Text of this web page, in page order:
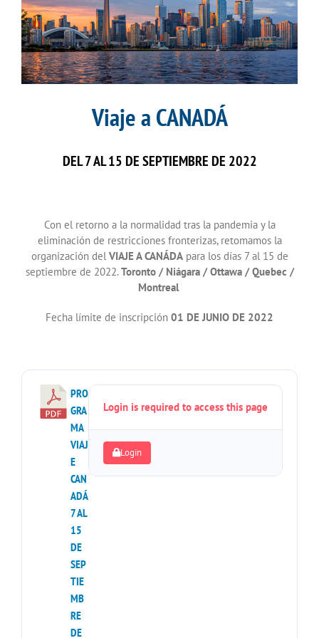
Viaje a CANADÁ
DEL 7 AL 15 DE SEPTIEMBRE DE 2022
Con el retorno a la normalidad tras la pandemia y la
eliminación de restricciones fronterizas, retomamos la
organización del VIAJE A CANÁDApara los días 7 al 15 de
septiembre de 2022.Toronto / Niágara / Ottawa / Quebec /
Montreal
Fecha límite de inscripción 01 DE JUNIO DE 2022
PRO
GRA
MA
VIAJ
E
CAN
ADÁ
7 AL
15
DE
SEP
TIE
MB
RE
DE
Login is required to access this page
Login